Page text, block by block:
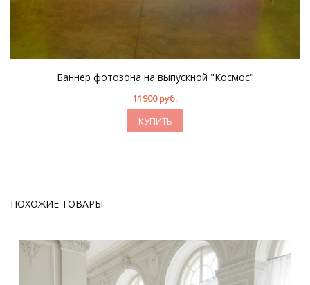
Баннер фотозона на выпускной "Космос"
11900 руб.
КУПИТЬ
ПОХОЖИЕ ТОВАРЫ